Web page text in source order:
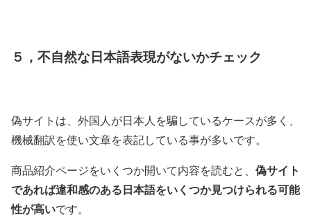
５，不自然な日本語表現がないかチェック
偽サイトは、外国人が日本人を騙しているケースが多く、
機械翻訳を使い文章を表記している事が多いです。
商品紹介ページをいくつか開いて内容を読むと、 偽サイト
であれば違和感のある日本語をいくつか見つけられる可能
性が高いです。